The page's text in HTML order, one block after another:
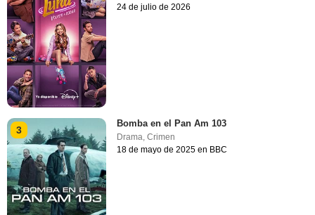
24 de julio de 2026
3
Bomba en el Pan Am 103
Drama,Crimen
18 de mayo de 2025 en BBC